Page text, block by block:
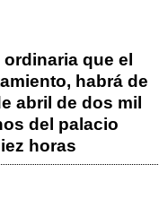
que el
habrá de
abril de dos mil
del palacio
horas